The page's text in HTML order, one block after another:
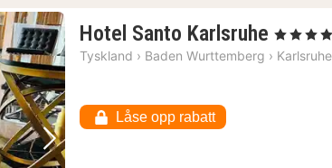
Neste bilde
Hotel Santo Karlsruhe 1
natt
, 4 Stjerner
Tyskland › Baden Wurttemberg › Karlsruhe
Låse opp rabatt